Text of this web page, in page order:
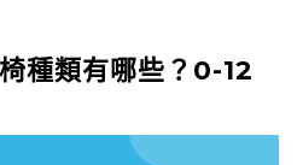
種類有哪些？0-12